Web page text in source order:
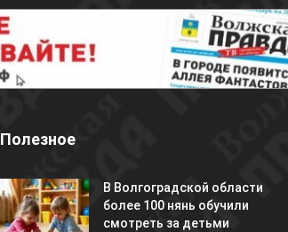
Полезное
В Волгоградской области
более 100 нянь обучили
смотреть за детьми